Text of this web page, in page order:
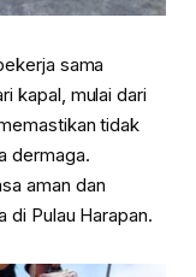
sama
kapal, mulai dari
tidak
dermaga.
aman dan
di Pulau Harapan.